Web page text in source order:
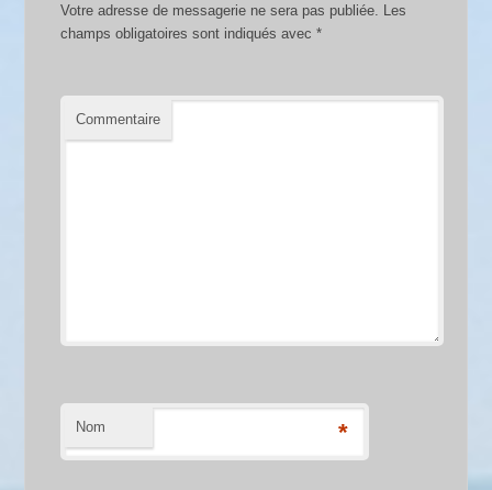
Votre adresse de messagerie ne sera pas publiée.
Les
champs obligatoires sont indiqués avec*
Commentaire
Nom *